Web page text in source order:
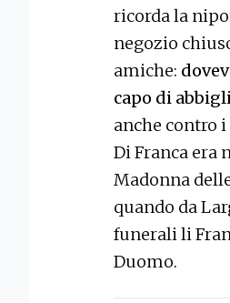
ricorda la
negozio
amiche:
capo di
anche contro
Di Franca era
Madonna
quando da
funerali li
Duomo.